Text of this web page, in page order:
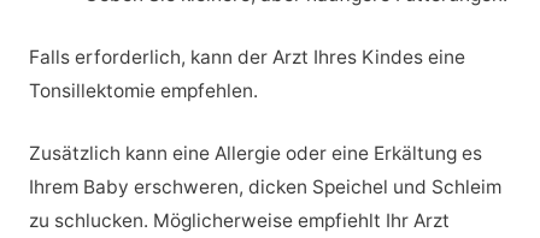
Falls erforderlich, kann der Arzt Ihres Kindes eine
Tonsillektomie empfehlen.
Zusätzlich kann eine Allergie oder eine Erkältung es
Ihrem Baby erschweren, dicken Speichel und Schleim
zu schlucken. Möglicherweise empfiehlt Ihr Arzt